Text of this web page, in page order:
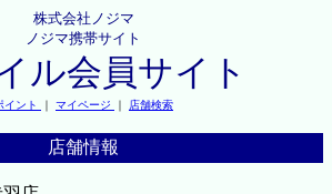
株式会社ノジマ
ノジマ携帯サイト
ル会員サイト
イント ｜ マイページ ｜ 店舗検索
店舗情報